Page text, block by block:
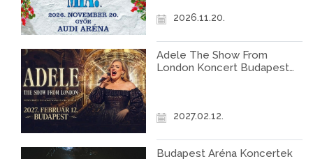
2026.11.20.
Adele The Show From
London Koncert Budapest
2027.02.12.
Budapest Aréna Koncertek